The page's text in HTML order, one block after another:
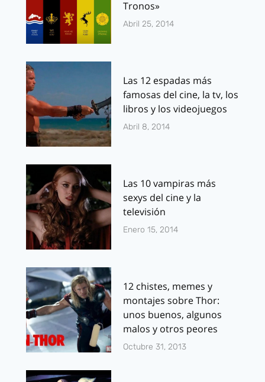
Tronos»
Abril 25, 2014
Las 12 espadas más
famosas del cine, la tv, los
libros y los videojuegos
Abril 8, 2014
Las 10 vampiras más
sexys del cine y la
televisión
Enero 15, 2014
12 chistes, memes y
montajes sobre Thor:
unos buenos, algunos
malos y otros peores
Octubre 31, 2013